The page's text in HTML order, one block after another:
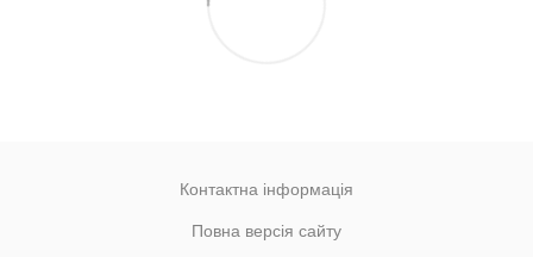
Контактна інформація
Повна версія сайту